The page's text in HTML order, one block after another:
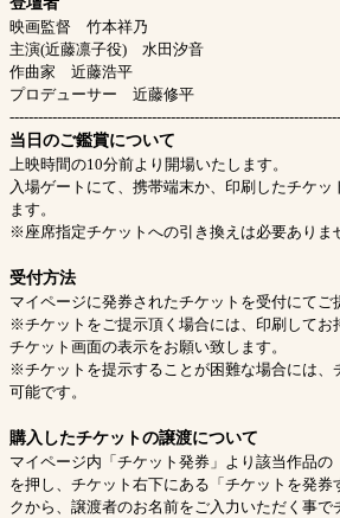
映画監督 竹本祥乃
主演(近藤凛子役) 水田汐音
作曲家 近藤浩平
プロデューサー 近藤修平
当日のご鑑賞について
上映時間の10分前より開場いたします。
入場ゲートにて、携帯端末か、印刷したチケッ
ます。
※座席指定チケットへの引き換えは必要ありま
受付方法
マイページに発券されたチケットを受付にてご
※チケットをご提示頂く場合には、印刷してお
チケット画面の表示をお願い致します。
※チケットを提示することが困難な場合には、
可能です。
購入したチケットの譲渡について
マイページ内「チケット発券」より該当作品の
を押し、チケット右下にある「チケットを発券
クから、譲渡者のお名前をご入力いただく事で